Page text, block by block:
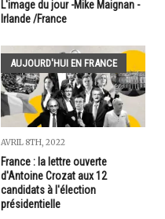
L'image du jour -Mike Maignan -
Irlande /France
AUJOURD'HUI EN FRANCE
AVRIL 8TH, 2022
France : la lettre ouverte
d'Antoine Crozat aux 12
candidats à l'élection
présidentielle